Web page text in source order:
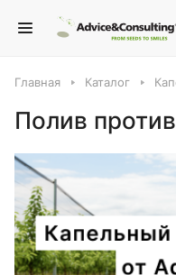
Главная Каталог
Полив